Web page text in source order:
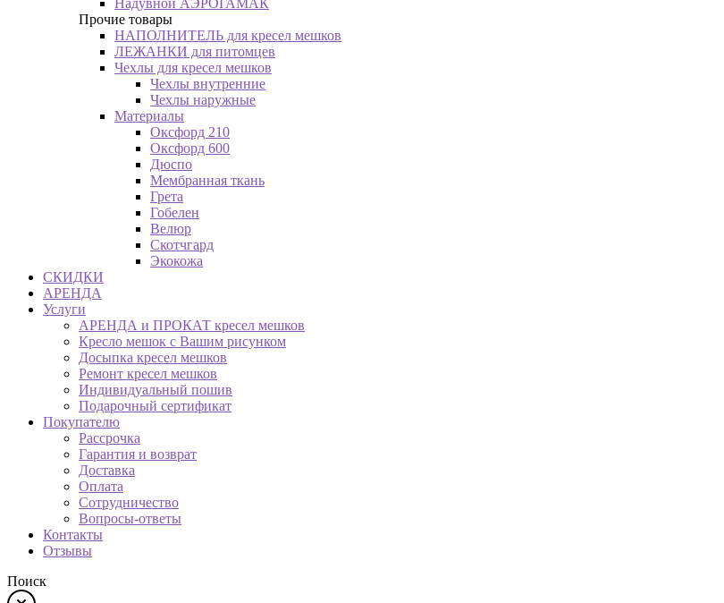
Надувной АЭРОГАМАК
Прочие товары
НАПОЛНИТЕЛЬ для кресел мешков
ЛЕЖАНКИ для питомцев
Чехлы для кресел мешков
Чехлы внутренние
Чехлы наружные
Материалы
Оксфорд 210
Оксфорд 600
Дюспо
Мембранная ткань
Грета
Гобелен
Велюр
Скотчгард
Экокожа
СКИДКИ
АРЕНДА
Услуги
АРЕНДА и ПРОКАТ кресел мешков
Кресло мешок с Вашим рисунком
Досыпка кресел мешков
Ремонт кресел мешков
Индивидуальный пошив
Подарочный сертификат
Покупателю
Рассрочка
Гарантия и возврат
Доставка
Оплата
Сотрудничество
Вопросы-ответы
Контакты
Отзывы
Поиск